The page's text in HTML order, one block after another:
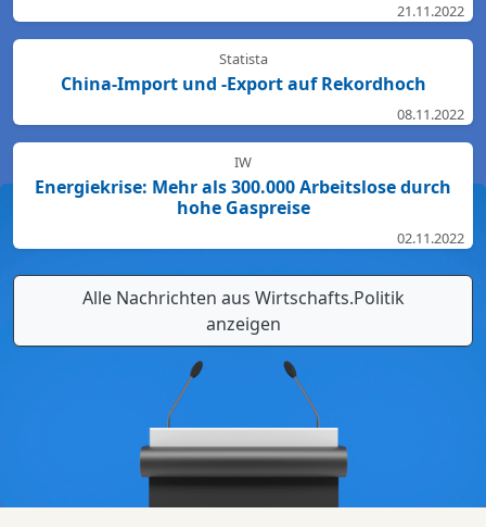
nirgendwo sonst in Deutschland. Für den Start des
Deutschlandtick...
21.11.2022
Statista
China-Import und -Export auf Rekordhoch
08.11.2022
IW
Energiekrise: Mehr als 300.000 Arbeitslose durch
hohe Gaspreise
02.11.2022
Alle Nachrichten aus Wirtschafts.Politik
anzeigen